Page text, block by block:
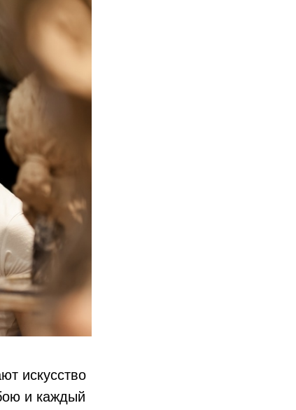
искусство
и каждый